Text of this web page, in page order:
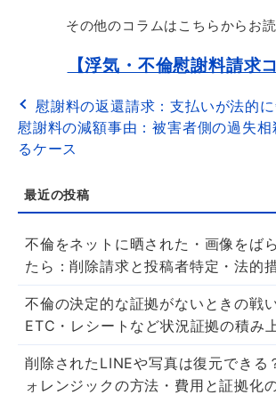
その他のコラムはこちらからお
【浮気・不倫慰謝料請求
慰謝料の返還請求：支払いが法的
慰謝料の減額事由：被害者側の過失
るケース
不倫をネットに晒された・画像をば
たら：削除請求と投稿者特定・法的
不倫の決定的な証拠がないときの戦
ETC・レシートなど状況証拠の積み
削除されたLINEや写真は復元できる
ォレンジックの方法・費用と証拠化